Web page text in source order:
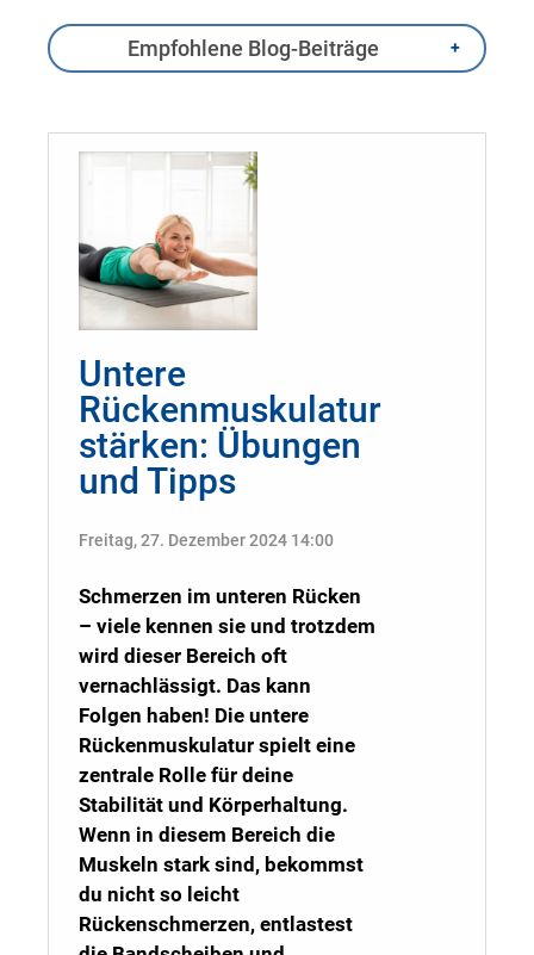
Empfohlene Blog-Beiträge
Untere
Rückenmuskulatur
stärken: Übungen
und Tipps
Freitag, 27. Dezember 2024 14:00
Schmerzen im unteren Rücken
– viele kennen sie und trotzdem
wird dieser Bereich oft
vernachlässigt. Das kann
Folgen haben! Die untere
Rückenmuskulatur spielt eine
zentrale Rolle für deine
Stabilität und Körperhaltung.
Wenn in diesem Bereich die
Muskeln stark sind, bekommst
du nicht so leicht
Rückenschmerzen, entlastest